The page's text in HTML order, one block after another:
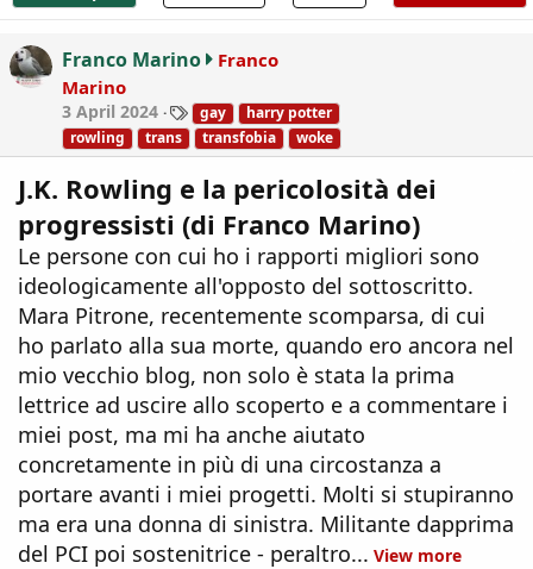
i
n Franco Marino
Franco
Marino
3 April 2024
T
a
g
gay
harry potter
rowling
trans transfobia woke
J.K. Rowling e la pericolosità dei
progressisti (di Franco Marino)
Le persone con cui ho i rapporti migliori sono
ideologicamente all'opposto del sottoscritto.
Mara Pitrone, recentemente scomparsa, di cui
ho parlato alla sua morte, quando ero ancora nel
mio vecchio blog, non solo è stata la prima
lettrice ad uscire allo scoperto e a commentare i
miei post, ma mi ha anche aiutato
concretamente in più di una circostanza a
portare avanti i miei progetti. Molti si stupiranno
ma era una donna di sinistra. Militante dapprima
del PCI poi sostenitrice - peraltro... View more